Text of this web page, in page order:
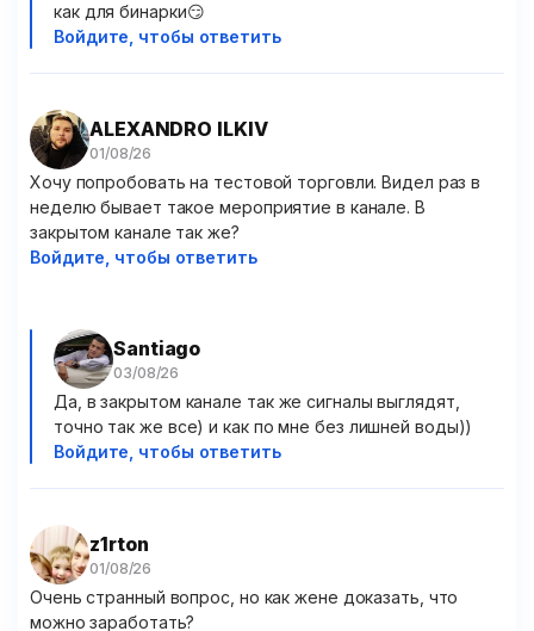
как для бинарки😏
Войдите, чтобы ответить
ALEXANDRO ILKIV
Хочу попробовать на тестовой торговли. Видел раз в
неделю бывает такое мероприятие в канале. В
закрытом канале так же?
Войдите, чтобы ответить
Santiago
Да, в закрытом канале так же сигналы выглядят,
точно так же все) и как по мне без лишней воды))
Войдите, чтобы ответить
z1rton
Очень странный вопрос, но как жене доказать, что
можно заработать?